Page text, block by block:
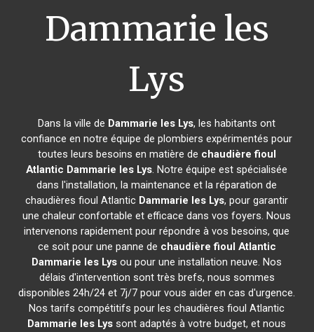
Dammarie les
Lys
Dans la ville de Dammarie les Lys, les habitants ont
confiance en notre équipe de plombiers expérimentés pour
toutes leurs besoins en matière de chaudière fioul
Atlantic Dammarie les Lys. Notre équipe est spécialisée
dans l'installation, la maintenance et la réparation de
chaudières fioul Atlantic Dammarie les Lys, pour garantir
une chaleur confortable et efficace dans vos foyers. Nous
intervenons rapidement pour répondre à vos besoins, que
ce soit pour une panne de chaudière fioul Atlantic
Dammarie les Lys ou pour une installation neuve. Nos
délais d'intervention sont très brefs, nous sommes
disponibles 24h/24 et 7j/7 pour vous aider en cas d'urgence.
Nos tarifs compétitifs pour les chaudières fioul Atlantic
Dammarie les Lys sont adaptés à votre budget, et nous